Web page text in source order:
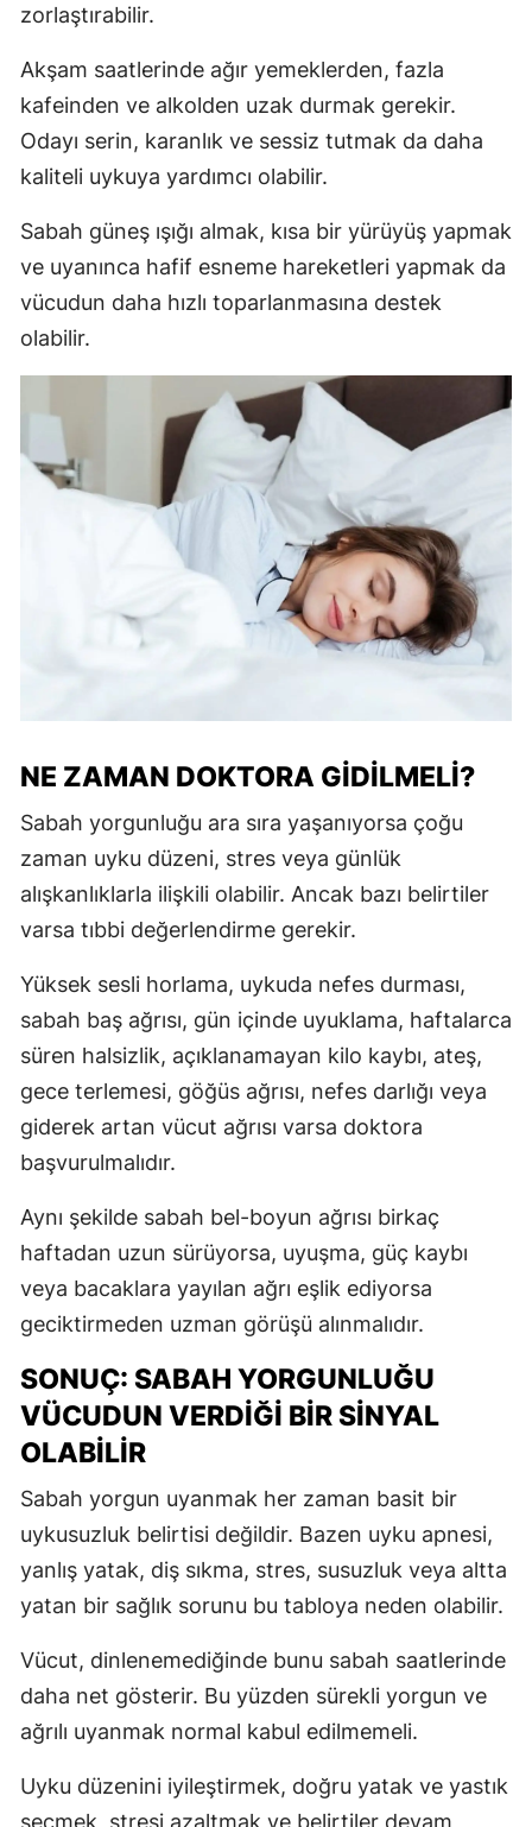
zorlaştırabilir.
Akşam saatlerinde ağır yemeklerden, fazla
kafeinden ve alkolden uzak durmak gerekir.
Odayı serin, karanlık ve sessiz tutmak da daha
kaliteli uykuya yardımcı olabilir.
Sabah güneş ışığı almak, kısa bir yürüyüş yapmak
ve uyanınca hafif esneme hareketleri yapmak da
vücudun daha hızlı toparlanmasına destek
olabilir.
NE ZAMAN DOKTORA GIDILMELI?
Sabah yorgunluğu ara sıra yaşanıyorsa çoğu
zaman uyku düzeni, stres veya günlük
alışkanlıklarla ilişkili olabilir. Ancak bazı belirtiler
varsa tıbbi değerlendirme gerekir.
Yüksek sesli horlama, uykuda nefes durması,
sabah baş ağrısı, gün içinde uyuklama, haftalarca
süren halsizlik, açıklanamayan kilo kaybı, ateş,
gece terlemesi, göğüs ağrısı, nefes darlığı veya
giderek artan vücut ağrısı varsa doktora
başvurulmalıdır.
Aynı şekilde sabah bel-boyun ağrısı birkaç
haftadan uzun sürüyorsa, uyuşma, güç kaybı
veya bacaklara yayılan ağrı eşlik ediyorsa
geciktirmeden uzman görüşü alınmalıdır.
SONUÇ: SABAH YORGUNLUĞU
VÜCUDUN VERDIĞI BIR SINYAL
OLABILIR
Sabah yorgun uyanmak her zaman basit bir
uykusuzluk belirtisi değildir. Bazen uyku apnesi,
yanlış yatak, diş sıkma, stres, susuzluk veya altta
yatan bir sağlık sorunu bu tabloya neden olabilir.
Vücut, dinlenemediğinde bunu sabah saatlerinde
daha net gösterir. Bu yüzden sürekli yorgun ve
ağrılı uyanmak normal kabul edilmemeli.
Uyku düzenini iyileştirmek, doğru yatak ve yastık
seçmek, stresi azaltmak ve belirtiler devam